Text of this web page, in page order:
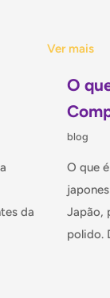
Ver mais
da
O
blog
O que
Japão,
polido.